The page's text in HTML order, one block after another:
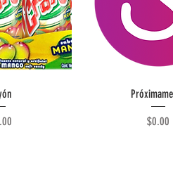
Vista
Precio
$0.00